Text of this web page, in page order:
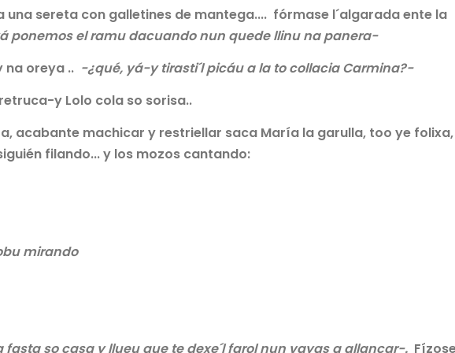
una sereta con galletines de mantega.... fórmase l´algarada ente la
ponemos el ramu dacuando nun quede llinu na panera-
na oreya .. -¿qué, yá-y tirasti´l picáu a la to collacia Carmina?-
y Lolo cola so sorisa..
acabante machicar y restriellar saca María la garulla, too ye folixa,
filando... y los mozos cantando:
mirando
fasta so casa y llueu que te dexe´l farol nun vayas a allancar-.